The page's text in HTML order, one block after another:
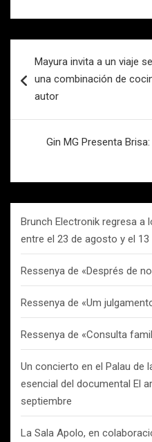
de
entradas
Mayura invita a un viaje
una combinación de
autor
Gin MG Presenta
Brunch Electronik regresa a
entre el 23 de agosto y el
Ressenya de «Després de
Ressenya de «Um
Ressenya de «Consulta
Un concierto en el Palau de
esencial del documental El
septiembre
La Sala Apolo, en